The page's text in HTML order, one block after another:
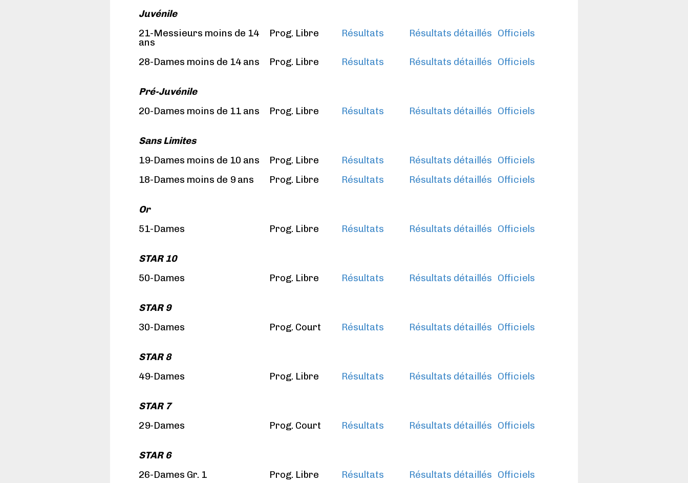
Juvénile
21-Messieurs moins de 14
ans
Prog. Libre Résultats Résultats détaillés Officiels
28-Dames moins de 14 ans Prog. Libre Résultats Résultats détaillés Officiels
Pré-Juvénile
20-Dames moins de 11 ans
Prog. Libre Résultats Résultats détaillés Officiels
Sans Limites
19-Dames moins de 10 ans
Prog. Libre Résultats Résultats détaillés Officiels
18-Dames moins de 9 ans
Prog. Libre Résultats Résultats détaillés Officiels
Or
51-Dames
Prog. Libre Résultats Résultats détaillés Officiels
STAR 10
50-Dames
Prog. Libre Résultats Résultats détaillés Officiels
STAR 9
30-Dames
Prog. Court Résultats Résultats détaillés Officiels
STAR 8
49-Dames
Prog. Libre Résultats Résultats détaillés Officiels
STAR 7
29-Dames
Prog. Court Résultats Résultats détaillés Officiels
STAR 6
26-Dames Gr. 1
Prog. Libre Résultats Résultats détaillés Officiels